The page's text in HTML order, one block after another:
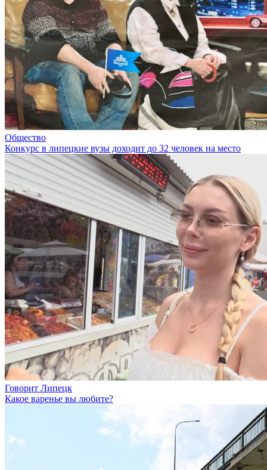
Общество
Конкурс в липецкие вузы доходит до 32 человек на место
Говорит Липецк
Какое варенье вы любите?